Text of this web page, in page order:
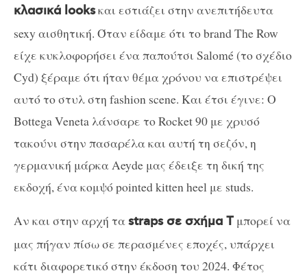
κλασικά looksκαι εστιάζει στην ανεπιτήδευτα
sexy αισθητική. Όταν είδαμε ότι το brand The Row
είχε κυκλοφορήσει ένα παπούτσι Salomé (το σχέδιο
Cyd) ξέραμε ότι ήταν θέμα χρόνου να επιστρέψει
αυτό το στυλ στη fashion scene. Και έτσι έγινε: Ο
Bottega Veneta λάνσαρε το Rocket 90 με χρυσό
τακούνι στην πασαρέλα και αυτή τη σεζόν, η
γερμανική μάρκα Aeyde μας έδειξε τη δική της
εκδοχή, ένα κομψό pointed kitten heel με studs.
Αν και στην αρχή ταstraps σε σχήμα Τ μπορεί να
μας πήγαν πίσω σε περασμένες εποχές, υπάρχει
κάτι διαφορετικό στην έκδοση του 2024. Φέτος